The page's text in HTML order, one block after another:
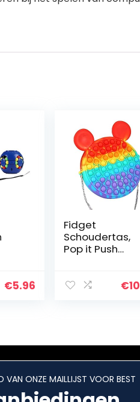
€5.96
Fidget
Schoudertas,
Pop it Push
Bag, Siliconen
€
VAN ONZE MAILLIJST VOOR BEST